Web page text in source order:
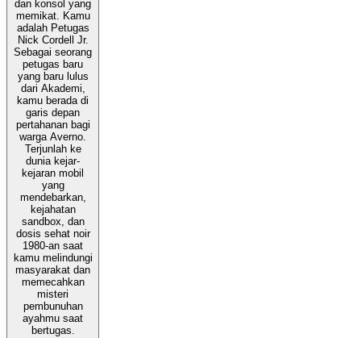
dan konsol yang
memikat. Kamu
adalah Petugas
Nick Cordell Jr.
Sebagai seorang
petugas baru
yang baru lulus
dari Akademi,
kamu berada di
garis depan
pertahanan bagi
warga Averno.
Terjunlah ke
dunia kejar-
kejaran mobil
yang
mendebarkan,
kejahatan
sandbox, dan
dosis sehat noir
1980-an saat
kamu melindungi
masyarakat dan
memecahkan
misteri
pembunuhan
ayahmu saat
bertugas.